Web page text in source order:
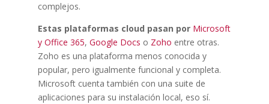
complejos.
Estas plataformas cloud pasan por Microsoft
y Office 365, Google Docs o Zoho entre otras.
Zoho es una plataforma menos conocida y
popular, pero igualmente funcional y completa.
Microsoft cuenta también con una suite de
aplicaciones para su instalación local, eso sí.